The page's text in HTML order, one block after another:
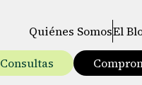
Quiénes SomosEl
Consultas